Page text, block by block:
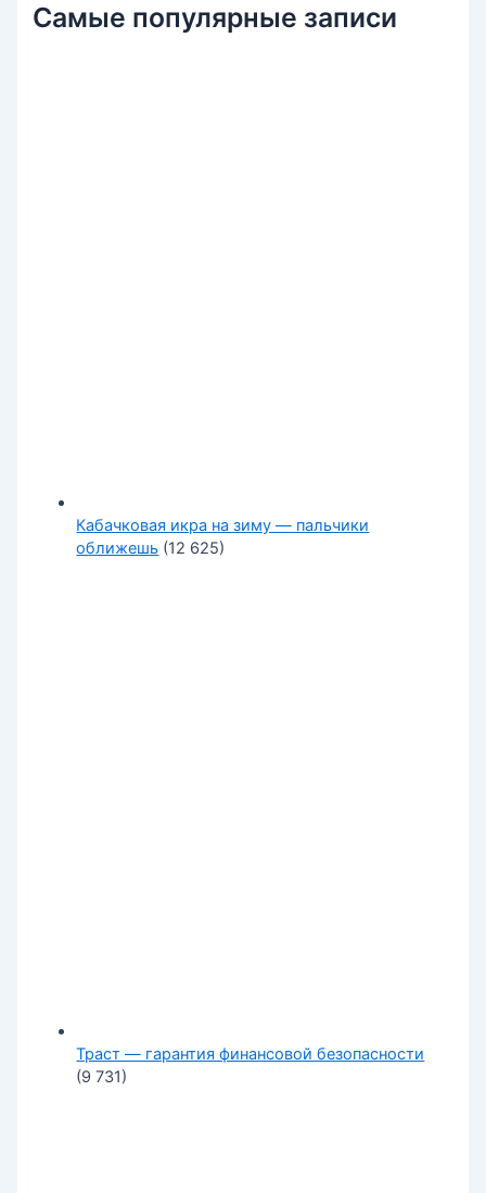
Самые популярные записи
Кабачковая икра на зиму — пальчики
оближешь (12 625)
Траст — гарантия финансовой безопасности
(9 731)